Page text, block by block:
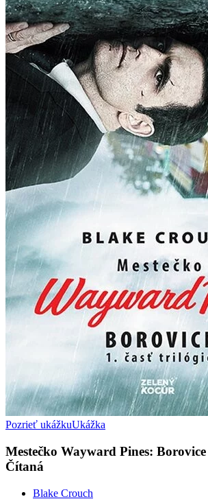
Pozrieť ukážkuUkážka
Mestečko Wayward Pines: Borovice
Čítaná
Blake Crouch